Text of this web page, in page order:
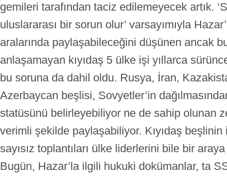
gemileri tarafından taciz edilemeyecek artık.
uluslararası bir sorun olur’ varsayımıyla
aralarında paylaşabileceğini düşünen ancak
anlaşamayan kıyıdaş 5 ülke işi yıllarca
bu soruna da dahil oldu. Rusya, İran,
Azerbaycan beşlisi, Sovyetler’in
statüsünü belirleyebiliyor ne de sahip olunan
verimli şekilde paylaşabiliyor. Kıyıdaş beşlinin
sayısız toplantıları ülke liderlerini bile bir
Bugün, Hazar’la ilgili hukuki dokümanlar, ta